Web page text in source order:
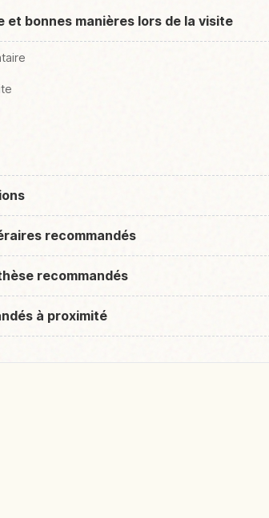
et bonnes manières lors de la visite
recommandés
recommandés
à proximité